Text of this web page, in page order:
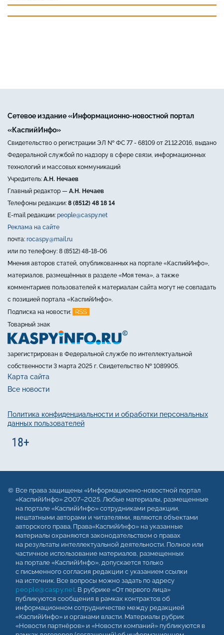
Сетевое издание «Информационно-новостной портал
«КаспийИнфо»
Свидетельство о регистрации ЭЛ № ФС 77 - 68109 от 21.12.2016, выдано
Федеральной службой по надзору в сфере связи, информационных
технологий и массовых коммуникаций
Учредитель: А.Н. Нечаев
Главный редактор — А.Н. Нечаев
Телефоны редакции: 8 (8512) 48 18 14
E-mail редакции: people@caspy.net
Реклама на сайте
почта: rocaspy@mail.ru
или по телефону: 8 (8512) 48-18-06
Мнения авторов статей, опубликованных на портале «КаспийИнфо»,
материалов, размещённых в разделе «Моя тема», а также
комментариев пользователей к материалам сайта могут не совпадать
с позицией портала «КаспийИнфо».
Подписка на новости:
RSS
Товарный знак
зарегистрирован в Федеральной службе по интеллектуальной
собственности 3 марта 2025 г. Свидетельство № 1089905.
Карта сайта
Все новости
Политика конфиденциальности и обработки персональных
данных пользователей
Все права защищены «Информационно-новостной портал
«КаспийИнфо» 2007–2025. Любые материалы, размещенные
на портале «КаспийИнфо» сотрудниками редакции,
нештатными авторами и читателями, являются объектами
авторского права. Права«КаспийИнфо» на указанные
материалы охраняются законодательством о правах
на результаты интеллектуальной деятельности. Полное или
частичное использование материалов, размещенных
на портале «КаспийИнфо», допускается только
с письменного согласия редакции с указанием ссылки
на источник. Все вопросы можно задать по адресу
people@caspy.net. В рубрике «От первого лица»
публикуются сообщения в рамках контрактов об
информационном сотрудничестве между редакцией
«КаспийИнфо» и органами власти. Материалы рубрик
«Новости партнёров» и «Новости компаний» публикуются в